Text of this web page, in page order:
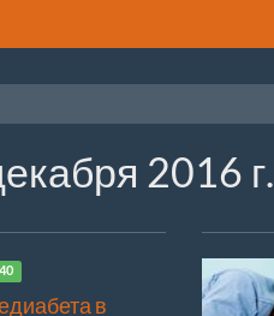
2016 г.
в